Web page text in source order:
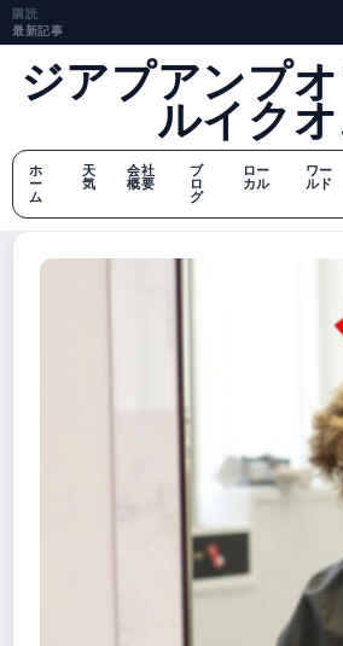
購読
最新記事
ジアプアンプ
ルイク
ホ
ー
ム
天
気
会社
概要
ブ
ロ
グ
ロー
カル
ワー
ルド